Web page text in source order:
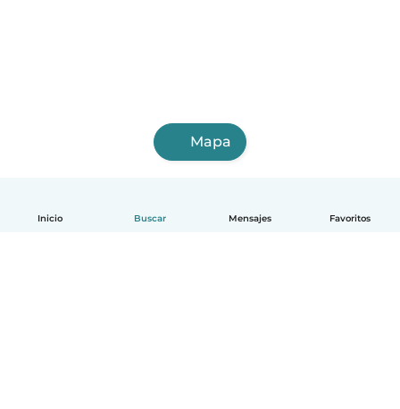
Inicio Buscar Mensajes Favoritos
Mapa